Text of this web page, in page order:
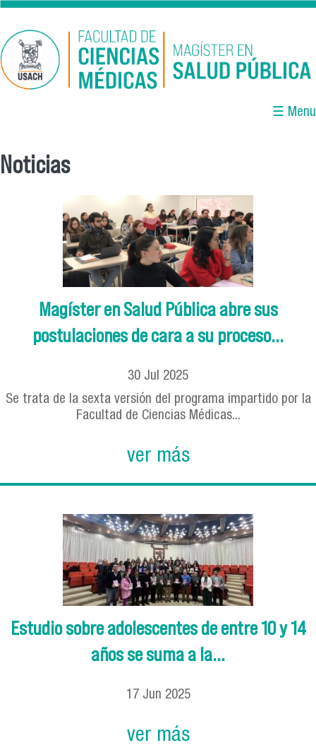
Pasar al contenido principal
☰ Menu
Noticias
Magíster en Salud Pública abre sus
postulaciones de cara a su proceso...
30 Jul 2025
Se trata de la sexta versión del programa impartido por la
Facultad de Ciencias Médicas...
ver más
Estudio sobre adolescentes de entre 10 y 14
años se suma a la...
17 Jun 2025
ver más